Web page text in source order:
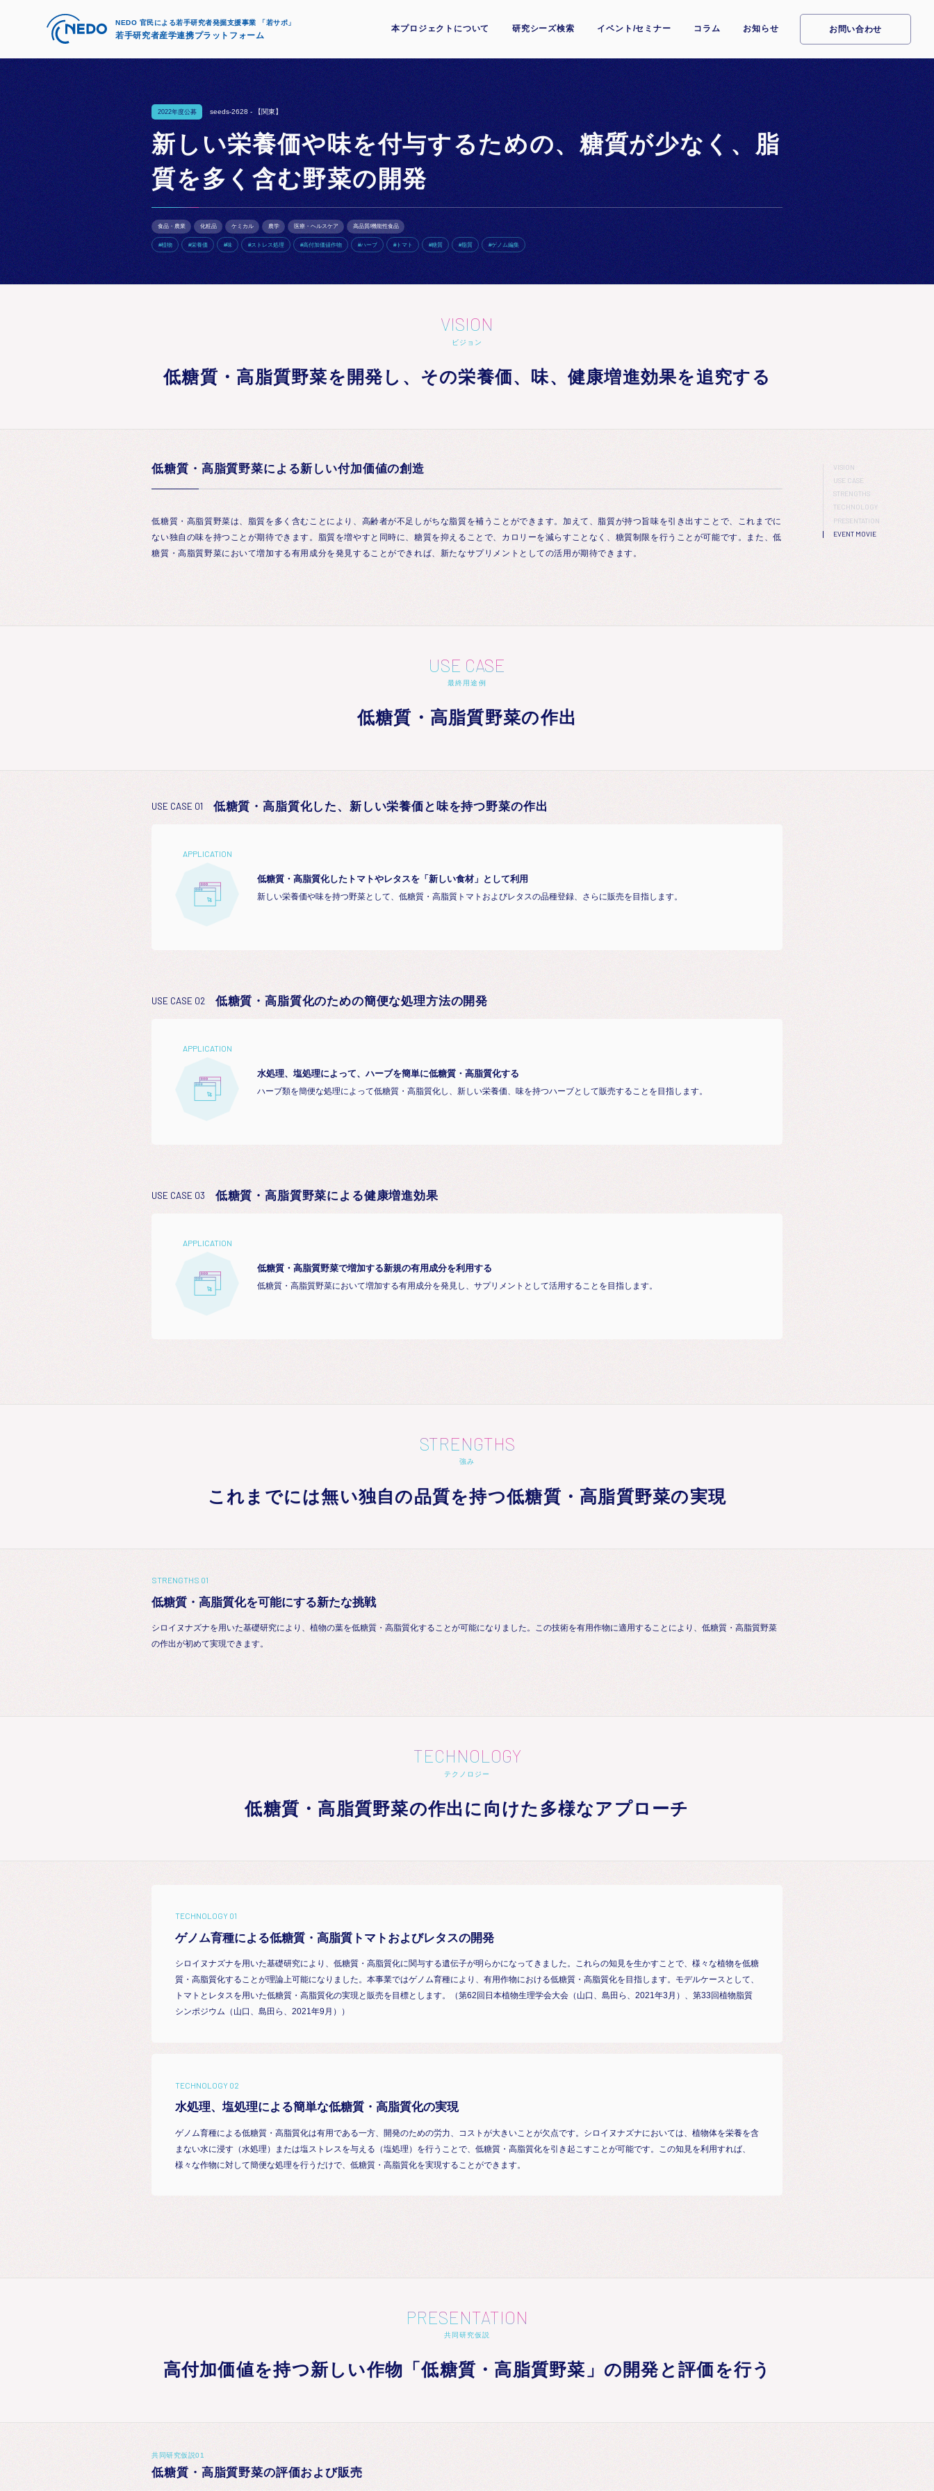
NEDO 官民による若手研究者発掘支援事業 「若サポ」
若手研究者産学連携プラットフォーム
本プロジェクトについて 研究シーズ検索 イベント/セミナー コラム お知らせ お問い合わせ
2022年度公募 seeds-2628 - 【関東】
新しい栄養価や味を付与するための、糖質が少なく、脂
質を多く含む野菜の開発
食品・農業 化粧品 ケミカル 農学 医療・ヘルスケア 高品質/機能性食品
#植物 #栄養価 #味 #ストレス処理 #高付加価値作物 #ハーブ #トマト #糖質 #脂質 #ゲノム編集
VISION
ビジョン
低糖質・高脂質野菜を開発し、その栄養価、味、健康増進効果を追究する
VISION
USE CASE
STRENGTHS
TECHNOLOGY
PRESENTATION
EVENT MOVIE
低糖質・高脂質野菜による新しい付加価値の創造
低糖質・高脂質野菜は、脂質を多く含むことにより、高齢者が不足しがちな脂質を補うことができます。加えて、脂質が持つ旨味を引き出すことで、これまでに
ない独自の味を持つことが期待できます。脂質を増やすと同時に、糖質を抑えることで、カロリーを減らすことなく、糖質制限を行うことが可能です。また、低
糖質・高脂質野菜において増加する有用成分を発見することができれば、新たなサプリメントとしての活用が期待できます。
USE CASE
最終用途例
低糖質・高脂質野菜の作出
USE CASE 01 低糖質・高脂質化した、新しい栄養価と味を持つ野菜の作出
APPLICATION
低糖質・高脂質化したトマトやレタスを「新しい食材」として利用
新しい栄養価や味を持つ野菜として、低糖質・高脂質トマトおよびレタスの品種登録、さらに販売を目指します。
USE CASE 02 低糖質・高脂質化のための簡便な処理方法の開発
APPLICATION
水処理、塩処理によって、ハーブを簡単に低糖質・高脂質化する
ハーブ類を簡便な処理によって低糖質・高脂質化し、新しい栄養価、味を持つハーブとして販売することを目指します。
USE CASE 03 低糖質・高脂質野菜による健康増進効果
APPLICATION
低糖質・高脂質野菜で増加する新規の有用成分を利用する
低糖質・高脂質野菜において増加する有用成分を発見し、サプリメントとして活用することを目指します。
STRENGTHS
強み
これまでには無い独自の品質を持つ低糖質・高脂質野菜の実現
STRENGTHS 01
低糖質・高脂質化を可能にする新たな挑戦
シロイヌナズナを用いた基礎研究により、植物の葉を低糖質・高脂質化することが可能になりました。この技術を有用作物に適用することにより、低糖質・高脂質野菜
の作出が初めて実現できます。
TECHNOLOGY
テクノロジー
低糖質・高脂質野菜の作出に向けた多様なアプローチ
TECHNOLOGY 01
ゲノム育種による低糖質・高脂質トマトおよびレタスの開発
シロイヌナズナを用いた基礎研究により、低糖質・高脂質化に関与する遺伝子が明らかになってきました。これらの知見を生かすことで、様々な植物を低糖
質・高脂質化することが理論上可能になりました。本事業ではゲノム育種により、有用作物における低糖質・高脂質化を目指します。モデルケースとして、
トマトとレタスを用いた低糖質・高脂質化の実現と販売を目標とします。（第62回日本植物生理学会大会（山口、島田ら、2021年3月）、第33回植物脂質
シンポジウム（山口、島田ら、2021年9月））
TECHNOLOGY 02
水処理、塩処理による簡単な低糖質・高脂質化の実現
ゲノム育種による低糖質・高脂質化は有用である一方、開発のための労力、コストが大きいことが欠点です。シロイヌナズナにおいては、植物体を栄養を含
まない水に浸す（水処理）または塩ストレスを与える（塩処理）を行うことで、低糖質・高脂質化を引き起こすことが可能です。この知見を利用すれば、
様々な作物に対して簡便な処理を行うだけで、低糖質・高脂質化を実現することができます。
PRESENTATION
共同研究仮説
高付加価値を持つ新しい作物「低糖質・高脂質野菜」の開発と評価を行う
共同研究仮説01
低糖質・高脂質野菜の評価および販売